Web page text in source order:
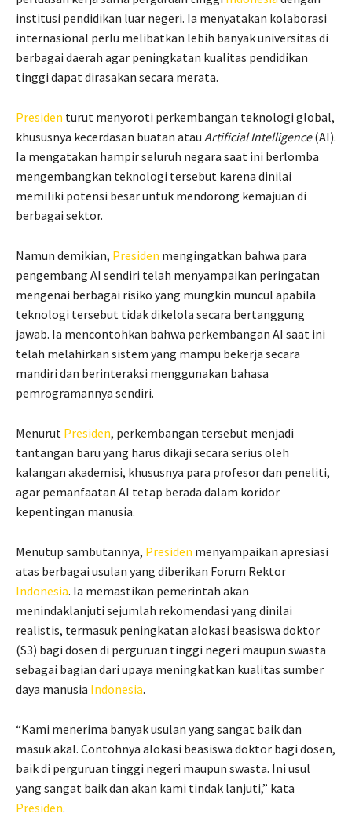
institusi pendidikan luar negeri. Ia menyatakan kolaborasi
internasional perlu melibatkan lebih banyak universitas di
berbagai daerah agar peningkatan kualitas pendidikan
tinggi dapat dirasakan secara merata.
Presiden turut menyoroti perkembangan teknologi global,
khususnya kecerdasan buatan atau Artificial Intelligence(AI).
Ia mengatakan hampir seluruh negara saat ini berlomba
mengembangkan teknologi tersebut karena dinilai
memiliki potensi besar untuk mendorong kemajuan di
berbagai sektor.
Namun demikian, Presiden mengingatkan bahwa para
pengembang AI sendiri telah menyampaikan peringatan
mengenai berbagai risiko yang mungkin muncul apabila
teknologi tersebut tidak dikelola secara bertanggung
jawab. Ia mencontohkan bahwa perkembangan AI saat ini
telah melahirkan sistem yang mampu bekerja secara
mandiri dan berinteraksi menggunakan bahasa
pemrogramannya sendiri.
Menurut Presiden, perkembangan tersebut menjadi
tantangan baru yang harus dikaji secara serius oleh
kalangan akademisi, khususnya para profesor dan peneliti,
agar pemanfaatan AI tetap berada dalam koridor
kepentingan manusia.
Menutup sambutannya, Presiden menyampaikan apresiasi
atas berbagai usulan yang diberikan Forum Rektor
Indonesia. Ia memastikan pemerintah akan
menindaklanjuti sejumlah rekomendasi yang dinilai
realistis, termasuk peningkatan alokasi beasiswa doktor
(S3) bagi dosen di perguruan tinggi negeri maupun swasta
sebagai bagian dari upaya meningkatkan kualitas sumber
daya manusia Indonesia.
“Kami menerima banyak usulan yang sangat baik dan
masuk akal. Contohnya alokasi beasiswa doktor bagi dosen,
baik di perguruan tinggi negeri maupun swasta. Ini usul
yang sangat baik dan akan kami tindak lanjuti,” kata
Presiden.